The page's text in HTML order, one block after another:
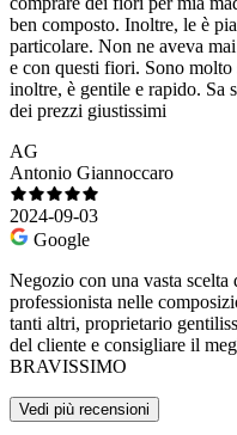
ben composto. Inoltre, le è
particolare. Non ne aveva
e con questi fiori. Sono
inoltre, è gentile e rapido. Sa
dei prezzi giustissimi
AG
Antonio Giannoccaro
2024-09-03
Google
Negozio con una vasta
professionista nelle
tanti altri, proprietario
del cliente e consigliare il
BRAVISSIMO
Vedi più recensioni